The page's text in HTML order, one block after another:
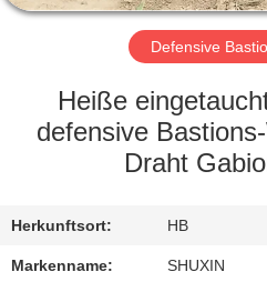
KONTAKT
UNS
Defensive
Heiße
defensive
Draht
Herkunftsort: HB
Markenname: SHUXIN